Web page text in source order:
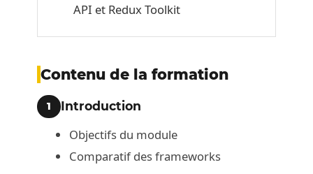
API et Redux Toolkit
Contenu de la formation
1 Introduction
Objectifs du module
Comparatif des frameworks